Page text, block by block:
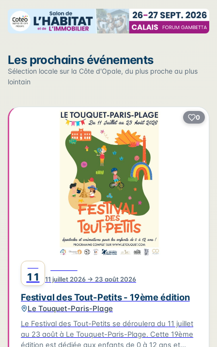
Cliquez sur un pin pour voir l'événement — les lieux qui
en accueillent plusieurs sont regroupés.
2
2
12
2 3
6
17
22
4
2
2
2
3
+
Leaflet|©OpenStreetMap
Les prochains événements
Sélection locale sur la Côte d'Opale, du plus proche au plus
lointain
0
11 11 juillet 2026 → 23 août 2026
Festival des Tout-Petits - 19ème édition
Le Touquet-Paris-Plage
Le Festival des Tout-Petits se déroulera du 11 juillet
au 23 août à Le Touquet-Paris-Plage. Cette 19ème